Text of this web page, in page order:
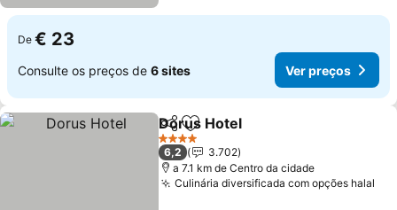
De € 23
Consulte os preços de 6 sites Ver preços
PartilharAdicionar aos favoritos
Dorus Hotel
4 Estrelas
6,2
3.702
a 7.1 km de Centro da cidade
Culinária diversificada com opções halal